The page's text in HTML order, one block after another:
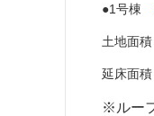
●1号棟
土地面
延床面
※ルー